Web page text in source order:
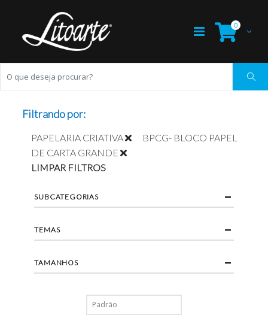
0
Filtrando por:
PAPELARIA CRIATIVA
BPCG- BLOCO PAPEL
DE CARTA GRANDE
LIMPAR FILTROS
SUBCATEGORIAS
TEMAS
TAMANHOS